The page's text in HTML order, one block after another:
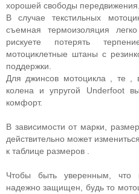
хорошей свободы передвижения.
В случае текстильных
съемная термоизоляция
рискуете потерять
мотоциклетные штаны с
поддержки.
Для джинсов мотоцикла , те ,
колена и упругой Underfoot
комфорт.
В зависимости от марки,
действительно может
к таблице размеров .
Чтобы быть уверенным, что
надежно защищен, будь то